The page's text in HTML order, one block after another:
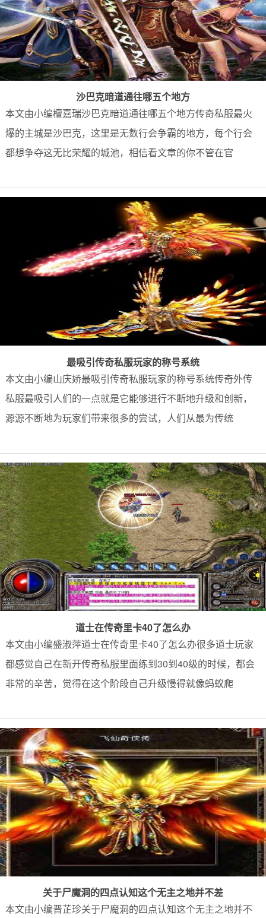
沙巴克暗道通往哪五个地方
本文由小编檀嘉瑞沙巴克暗道通往哪五个地方传奇私服最火
爆的主城是沙巴克，这里是无数行会争霸的地方，每个行会
都想争夺这无比荣耀的城池，相信看文章的你不管在官
最吸引传奇私服玩家的称号系统
本文由小编山庆娇最吸引传奇私服玩家的称号系统传奇外传
私服最吸引人们的一点就是它能够进行不断地升级和创新，
源源不断地为玩家们带来很多的尝试，人们从最为传统
道士在传奇里卡40了怎么办
本文由小编盛淑萍道士在传奇里卡40了怎么办很多道士玩家
都感觉自己在新开传奇私服里面练到30到40级的时候，都会
非常的辛苦，觉得在这个阶段自己升级慢得就像蚂蚁爬
关于尸魔洞的四点认知这个无主之地并不差
本文由小编晋芷珍关于尸魔洞的四点认知这个无主之地并不